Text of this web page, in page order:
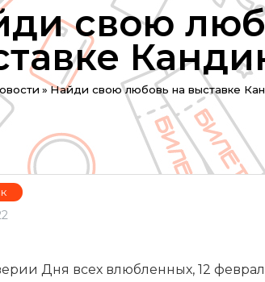
свою
» Найди свою любовь на выставке
Дня всех влюбленных, 12